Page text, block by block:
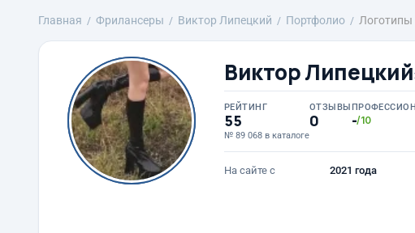
Главная Фрилансеры Виктор Липецкий Портфолио Логотипы
Виктор Липецкий
РЕЙТИНГ
55
№ 89 068 в каталоге
ОТЗЫВЫ
0 -/10
На сайте с 2021 года